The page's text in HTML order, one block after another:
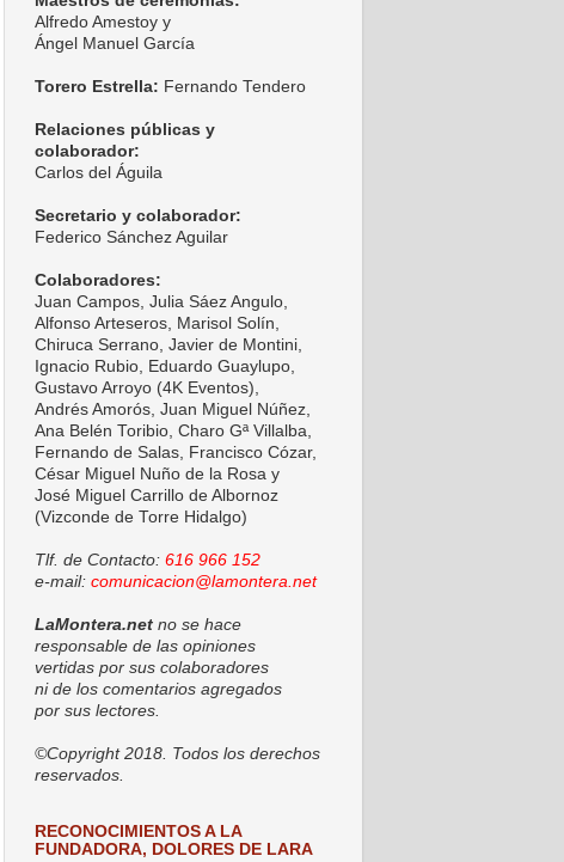
Alfredo Amestoy y
Ángel Manuel García
Torero Estrella: Fernando Tendero
Relaciones públicas y
colaborador:
Carlos del Águila
Secretario y colaborador:
Federico Sánchez Aguilar
Colaboradores:
Juan Campos, Julia Sáez Angulo,
Alfonso Arteseros, Marisol Solín,
Chiruca Serrano, Javier de Montini,
Ignacio Rubio, Eduardo Guaylupo,
Gustavo Arroyo (4K Eventos),
Andrés Amorós, Juan Miguel Núñez,
Ana Belén Toribio, Charo Gª Villalba,
Fernando de Salas, Francisco Cózar,
César Miguel Nuño de la Rosa y
José Miguel Carrillo de Albornoz
(Vizconde de Torre Hidalgo)
Tlf. de Contacto: 616 966 152
e-mail: comunicacion@lamontera.net
LaMontera.net no se hace
responsable de las opiniones
vertidas por sus colaboradores
ni de los comentarios agregados
por sus lectores.
©Copyright 2018. Todos los derechos
reservados.
RECONOCIMIENTOS A LA
FUNDADORA, DOLORES DE LARA